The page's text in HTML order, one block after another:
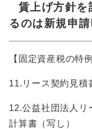
賃上げ方針を
るのは新規申
【固定資産税の特
11.リース契約見積
12.公益社団法人リ
計算書（写し）